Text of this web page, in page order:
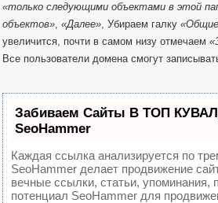
«только следующими объектами в этой
объектов», «Далее», Убираем галку
увеличится, почти в самом низу отмечаем
Все пользователи домена смогут
Забиваем Сайты В ТОП
SeoHammer
Каждая ссылка анализируется по
SeoHammer делает продвижение
вечные ссылки, статьи, упоминания,
потенциал SeoHammer для